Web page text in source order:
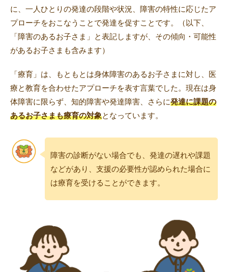
に、一人ひとりの発達の段階や状況、障害の特性に応じたア
プローチをおこなうことで発達を促すことです。（以下、
「障害のあるお子さま」と表記しますが、その傾向・可能性
があるお子さまも含みます）
「療育」は、もともとは身体障害のあるお子さまに対し、医
療と教育を合わせたアプローチを表す言葉でした。現在は身
体障害に限らず、知的障害や発達障害、さらに発達に課題の
あるお子さまも療育の対象となっています。
障害の診断がない場合でも、発達の遅れや課題
などがあり、支援の必要性が認められた場合に
は療育を受けることができます。